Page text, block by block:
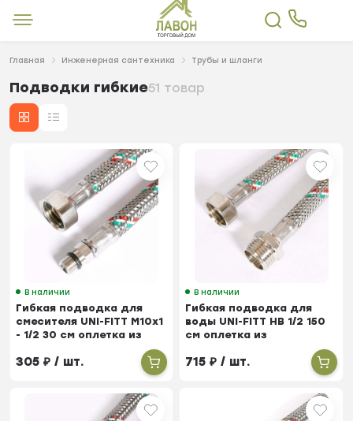
Главная Инженерная сантехника Трубы и шланги
Подводки гибкие51 товар
В наличии
Гибкая подводка для
смесителя UNI-FITT М10х1
- 1/2 30 см оплетка из
305₽ / шт.
В наличии
Гибкая подводка для
воды UNI-FITT НВ 1/2 150
см оплетка из
715₽ / шт.